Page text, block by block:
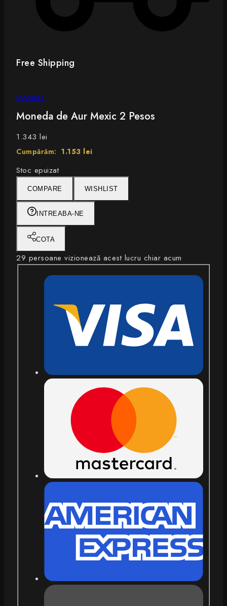
Free Shipping
Monede
Moneda de Aur Mexic 2 Pesos
1.343 lei
Cumpărăm: 1.153 lei
Stoc epuizat
COMPARE WISHLIST
INTREABA-NE
COTA
29 persoane vizionează acest lucru chiar acum